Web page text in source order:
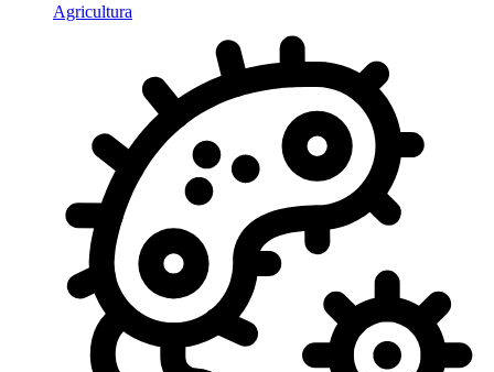
Agricultura